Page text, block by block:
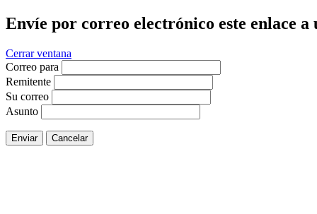
Envíe por correo electrónico este enlace a
Cerrar ventana
Correo para
Remitente
Su correo
Asunto
Enviar Cancelar